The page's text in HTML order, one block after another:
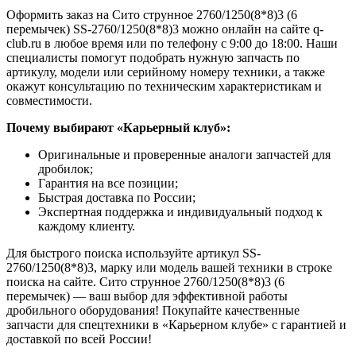
Оформить заказ на Сито струнное 2760/1250(8*8)3 (6
перемычек) SS-2760/1250(8*8)3 можно онлайн на сайте q-
club.ru в любое время или по телефону с 9:00 до 18:00. Наши
специалисты помогут подобрать нужную запчасть по
артикулу, модели или серийному номеру техники, а также
окажут консультацию по техническим характеристикам и
совместимости.
Почему выбирают «Карьерный клуб»:
Оригинальные и проверенные аналоги запчастей для
дробилок;
Гарантия на все позиции;
Быстрая доставка по России;
Экспертная поддержка и индивидуальный подход к
каждому клиенту.
Для быстрого поиска используйте артикул SS-
2760/1250(8*8)3, марку или модель вашей техники в строке
поиска на сайте. Сито струнное 2760/1250(8*8)3 (6
перемычек) — ваш выбор для эффективной работы
дробильного оборудования! Покупайте качественные
запчасти для спецтехники в «Карьерном клубе» с гарантией и
доставкой по всей России!